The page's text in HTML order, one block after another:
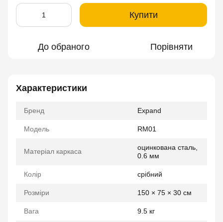
Купити
До обраного Порівняти
Характеристики
Бренд Expand
Модель RM01
Матеріал каркаса
оцинкована сталь,
0.6 мм
Колір срібний
Розміри 150 × 75 × 30 см
Вага 9.5 кг